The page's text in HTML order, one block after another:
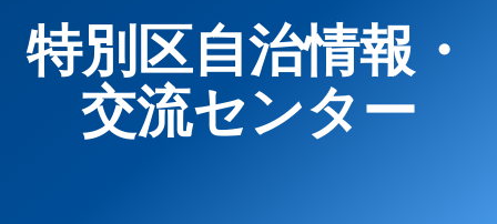
特別区自治情報・
交流センター